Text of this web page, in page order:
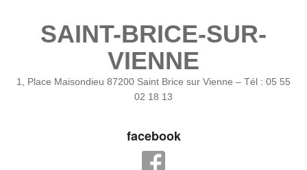
SAINT-BRICE-SUR-
VIENNE
1, Place Maisondieu 87200 Saint Brice sur Vienne – Tél : 05 55
02 18 13
facebook